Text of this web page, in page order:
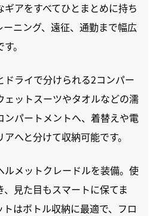
ギアをすべてひとまとめに持ち
ニング、遠征、通勤まで幅広
。
ライで分けられる2コンパー
ェットスーツやタオルなどの濡
ンパートメントへ、着替えや電
へと分けて収納可能です。
ルメットクレードルを装備。使
見た目もスマートに保てま
はボトル収納に最適で、フロ